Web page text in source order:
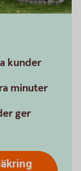
kunder
minuter
ger